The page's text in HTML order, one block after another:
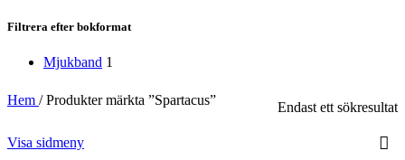
Filtrera efter bokformat
Mjukband 1
Hem / Produkter märkta ”Spartacus” Endast ett sökresultat
Visa sidmeny